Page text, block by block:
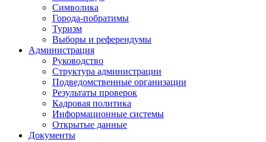
Символика
Города-побратимы
Туризм
Выборы и референдумы
Администрация
Руководство
Структура администрации
Подведомственные организации
Результаты проверок
Кадровая политика
Информационные системы
Открытые данные
Документы